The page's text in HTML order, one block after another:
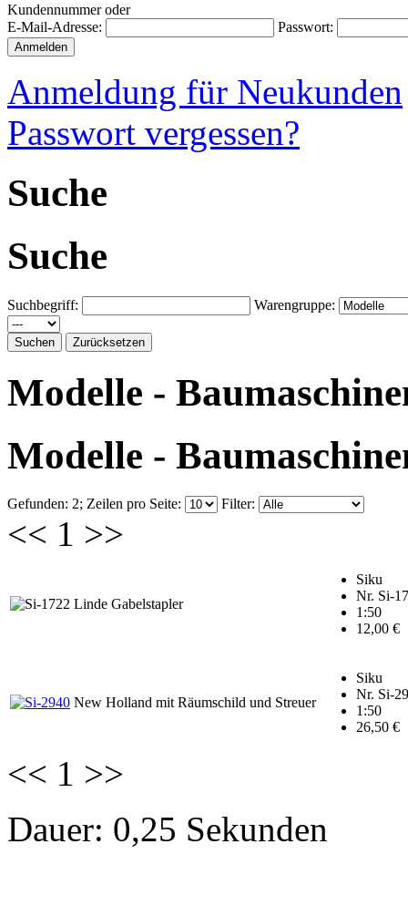
Kundennummer oder
E-Mail-Adresse:
Passwort:
Anmeldung für Neukunden
Passwort vergessen?
Suche
Suche
Suchbegriff: Warengruppe:
Modelle -
Modelle -
Gefunden: 2; Zeilen pro Seite: Filter:
<< 1 >>
Linde Gabelstapler
Siku
Nr. Si-
1:50
12,00 €
New Holland mit Räumschild und Streuer
Siku
Nr. Si-
1:50
26,50 €
<< 1 >>
Dauer: 0,25 Sekunden